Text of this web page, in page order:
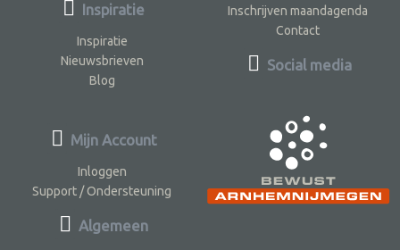
Inspiratie
Inspiratie
Nieuwsbrieven
Blog
Inschrijven maandagenda
Contact
Social media
Mijn Account
Inloggen
Support / Ondersteuning
Algemeen